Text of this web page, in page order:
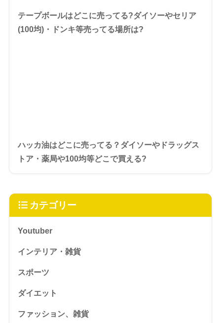
テープボールはどこに売ってる?ダイソーやセリア
(100均)・ドンキ等売ってる場所は?
ハッカ油はどこに売ってる？ダイソーやドラッグス
トア・薬局や100均等どこで買える?
カテゴリー
Youtuber
インテリア・雑貨
スポーツ
ダイエット
ファッション、雑貨